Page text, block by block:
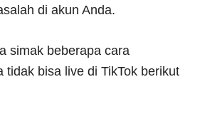
di akun Anda.
simak beberapa cara
tidak bisa live di TikTok berikut